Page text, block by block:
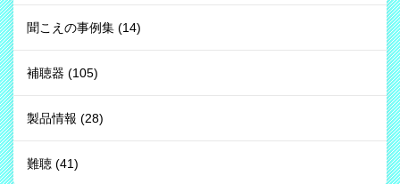
聞こえの事例集 (14)
補聴器 (105)
製品情報 (28)
難聴 (41)